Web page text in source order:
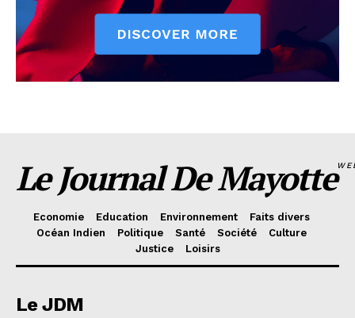
Le Journal De Mayotte
Economie Education Environnement
Faits divers
Océan Indien
Politique Santé Société
Culture
Justice
Loisirs
Le JDM